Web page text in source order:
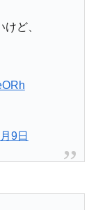
ど、
9日